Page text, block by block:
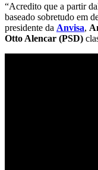
“Acredito que a partir
baseado sobretudo em
presidente da Anvisa,
Otto Alencar (PSD)